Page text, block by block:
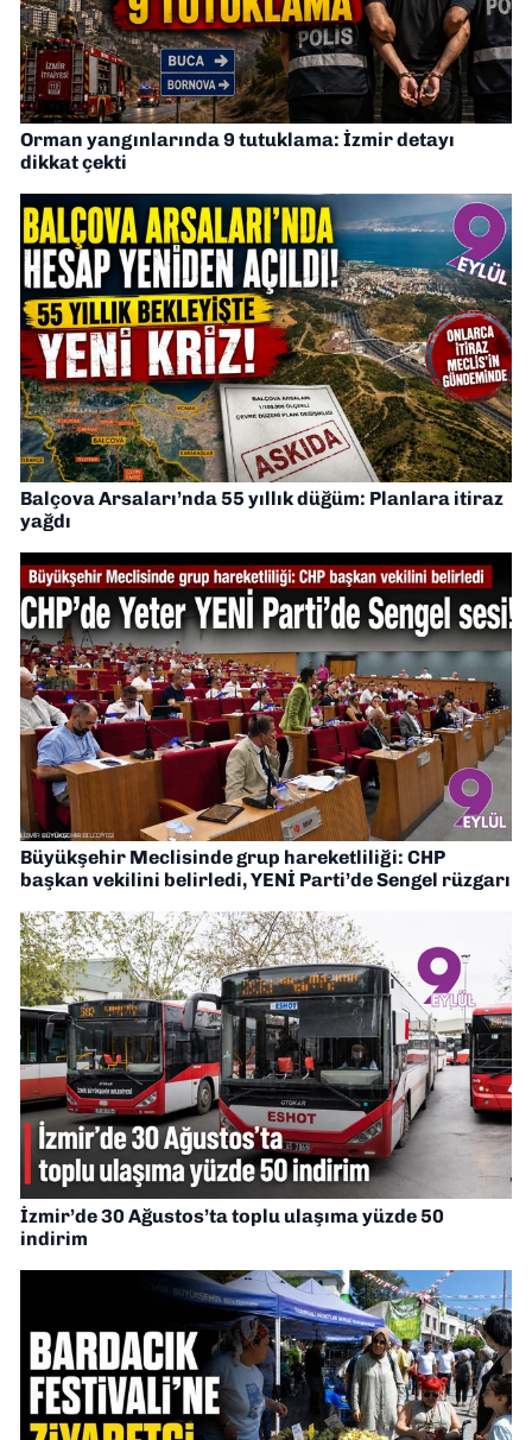
Orman yangınlarında 9 tutuklama: İzmir detayı
dikkat çekti
Balçova Arsaları’nda 55 yıllık düğüm: Planlara itiraz
yağdı
Büyükşehir Meclisinde grup hareketliliği: CHP
başkan vekilini belirledi, YENİ Parti’de Sengel rüzgarı
İzmir’de 30 Ağustos’ta toplu ulaşıma yüzde 50
indirim